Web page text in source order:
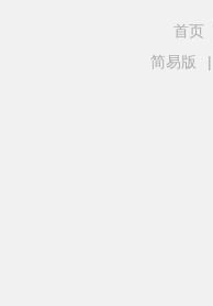
首页
简易版
|